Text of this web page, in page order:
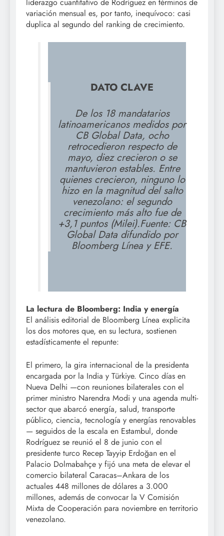
liderazgo cuantitativo de Rodríguez en términos de
variación mensual es, por tanto, inequívoco: casi
duplica al segundo del ranking de crecimiento.
DATO CLAVE
De los 18 mandatarios
latinoamericanos medidos por
CB Global Data, ocho
retrocedieron respecto de
mayo, diez crecieron o se
mantuvieron estables. Entre
quienes crecieron, ninguno lo
hizo en la magnitud del salto
venezolano: el segundo
crecimiento más alto fue de
+3,1 puntos (Milei).Fuente: CB
Global Data difundido por
Bloomberg Línea y EFE.
La lectura de Bloomberg: India y energía
El análisis editorial de Bloomberg Línea explicita
los dos motores que, en su lectura, sostienen
estadísticamente el repunte:
El primero, la gira internacional de la presidenta
encargada por la India y Türkiye. Cinco días en
Nueva Delhi —con reuniones bilaterales con el
primer ministro Narendra Modi y una agenda multi-
sector que abarcó energía, salud, transporte
público, ciencia, tecnología y energías renovables
— seguidos de la escala en Estambul, donde
Rodríguez se reunió el 8 de junio con el
presidente turco Recep Tayyip Erdoğan en el
Palacio Dolmabahçe y fijó una meta de elevar el
comercio bilateral Caracas–Ankara de los
actuales 448 millones de dólares a 3.000
millones, además de convocar la V Comisión
Mixta de Cooperación para noviembre en territorio
venezolano.